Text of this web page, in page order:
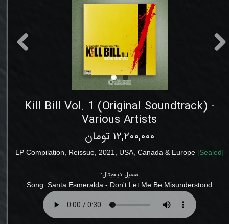
Kill Bill Vol. 1 (Original Soundtrack) -
Various Artists
۱۲,۲۰۰,۰۰۰ تومان
LP Compilation, Reissue , 2021, USA, Canada & Europe [Sealed]
سمپل دیجیتال:
Song:Santa Esmeralda - Don't Let Me Be Misunderstood